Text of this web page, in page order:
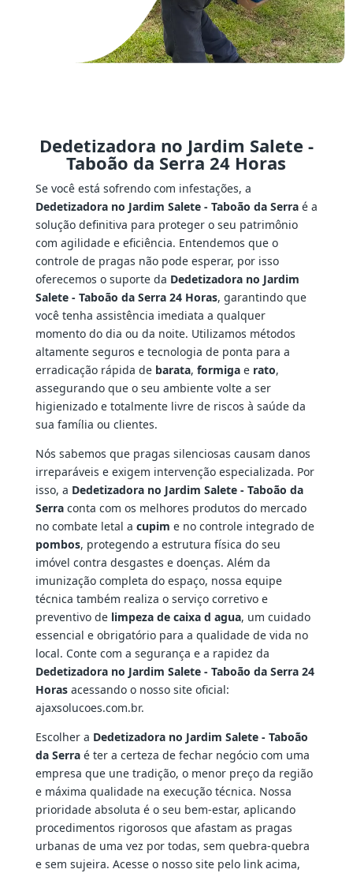
Dedetizadora no Jardim Salete -
Taboão da Serra 24 Horas
Se você está sofrendo com infestações, a
Dedetizadora no Jardim Salete - Taboão da Serraé a
solução definitiva para proteger o seu patrimônio
com agilidade e eficiência. Entendemos que o
controle de pragas não pode esperar, por isso
oferecemos o suporte da Dedetizadora no Jardim
Salete - Taboão da Serra 24 Horas, garantindo que
você tenha assistência imediata a qualquer
momento do dia ou da noite. Utilizamos métodos
altamente seguros e tecnologia de ponta para a
erradicação rápida de barata, formigae rato,
assegurando que o seu ambiente volte a ser
higienizado e totalmente livre de riscos à saúde da
sua família ou clientes.
Nós sabemos que pragas silenciosas causam danos
irreparáveis e exigem intervenção especializada. Por
isso, a Dedetizadora no Jardim Salete - Taboão da
Serraconta com os melhores produtos do mercado
no combate letal a cupim e no controle integrado de
pombos, protegendo a estrutura física do seu
imóvel contra desgastes e doenças. Além da
imunização completa do espaço, nossa equipe
técnica também realiza o serviço corretivo e
preventivo de limpeza de caixa d agua, um cuidado
essencial e obrigatório para a qualidade de vida no
local. Conte com a segurança e a rapidez da
Dedetizadora no Jardim Salete - Taboão da Serra 24
Horasacessando o nosso site oficial:
ajaxsolucoes.com.br.
Escolher a Dedetizadora no Jardim Salete - Taboão
da Serraé ter a certeza de fechar negócio com uma
empresa que une tradição, o menor preço da região
e máxima qualidade na execução técnica. Nossa
prioridade absoluta é o seu bem-estar, aplicando
procedimentos rigorosos que afastam as pragas
urbanas de uma vez por todas, sem quebra-quebra
e sem sujeira. Acesse o nosso site pelo link acima,